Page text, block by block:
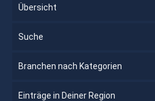
Übersicht
Suche
Branchen nach Kategorien
Einträge in Deiner Region